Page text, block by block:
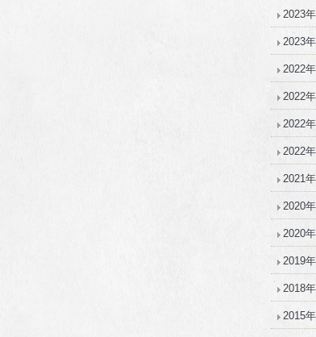
2023
2023
2022
2022
2022
2022
2021
2020
2020
2019
2018
2015